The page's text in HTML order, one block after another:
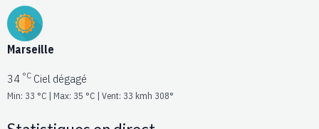
Marseille
34 °C Ciel dégagé
Min: 33 °C | Max: 35 °C | Vent: 33 kmh 308°